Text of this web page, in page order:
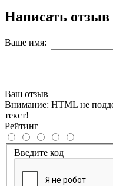
Написать отзыв
Ваше имя:
Ваш отзыв
Внимание: HTML не
текст!
Рейтинг
Введите код